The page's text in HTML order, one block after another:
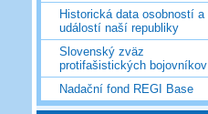
Historická data osobností a
událostí naší republiky
Slovenský zväz
protifašistických bojovníkov
Nadační fond REGI Base